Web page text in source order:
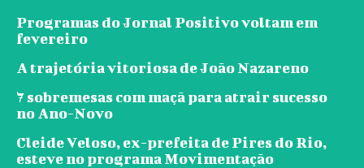
Programas do Jornal Positivo voltam em
fevereiro
A trajetória vitoriosa de João Nazareno
7 sobremesas com maçã para atrair sucesso
no Ano-Novo
Cleide Veloso, ex-prefeita de Pires do Rio,
esteve no programa Movimentação